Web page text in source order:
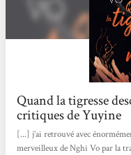
Quand la tigresse
critiques de Yuyine
[...] j’ai retrouvé avec
merveilleux de Nghi Vo par la